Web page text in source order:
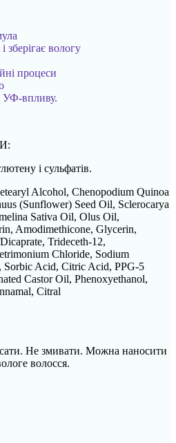
зберігає вологу
процеси
УФ-впливу.
і сульфатів.
Alcohol, Chenopodium Quinoa
(Sunflower) Seed Oil, Sclerocarya
Sativa Oil, Olus Oil,
Amodimethicone, Glycerin,
Trideceth-12,
Chloride, Sodium
Sorbic Acid, Citric Acid, PPG-5
Castor Oil, Phenoxyethanol,
Citral
Не змивати. Можна наносити
волосся.